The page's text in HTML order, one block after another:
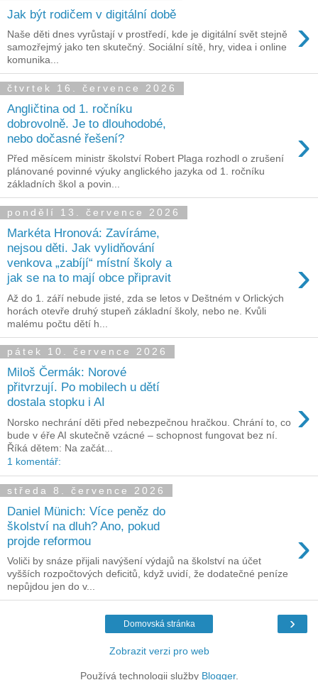
Jak být rodičem v digitální době ›
Naše děti dnes vyrůstají v prostředí, kde je digitální svět stejně
samozřejmý jako ten skutečný. Sociální sítě, hry, videa i online
komunika...
čtvrtek 16. července 2026
Angličtina od 1. ročníku
dobrovolně. Je to dlouhodobé,
nebo dočasné řešení?
›
Před měsícem ministr školství Robert Plaga rozhodl o zrušení
plánované povinné výuky anglického jazyka od 1. ročníku
základních škol a povin...
pondělí 13. července 2026
Markéta Hronová: Zavíráme,
nejsou děti. Jak vylidňování
venkova „zabíjí“ místní školy a
jak se na to mají obce připravit
›
Až do 1. září nebude jisté, zda se letos v Deštném v Orlických
horách otevře druhý stupeň základní školy, nebo ne. Kvůli
malému počtu dětí h...
pátek 10. července 2026
Miloš Čermák: Norové
přitvrzují. Po mobilech u dětí
dostala stopku i AI
›
Norsko nechrání děti před nebezpečnou hračkou. Chrání to, co
bude v éře AI skutečně vzácné – schopnost fungovat bez ní.
Říká dětem: Na začát...
1 komentář:
středa 8. července 2026
Daniel Münich: Více peněz do
školství na dluh? Ano, pokud
projde reformou
›
Voliči by snáze přijali navýšení výdajů na školství na účet
vyšších rozpočtových deficitů, když uvidí, že dodatečné peníze
nepůjdou jen do v...
›
Domovská stránka
Zobrazit verzi pro web
Používá technologii služby Blogger.